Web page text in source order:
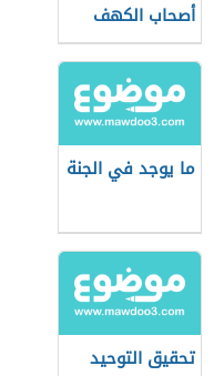
أصحاب الكهف
ما يوجد في الجنة
تحقيق التوحيد